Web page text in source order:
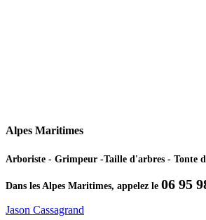
Alpes Maritimes
Arboriste - Grimpeur -Taille d'arbres - Tonte
Dans les Alpes Maritimes, appelez le 06 95
Jason Cassagrand